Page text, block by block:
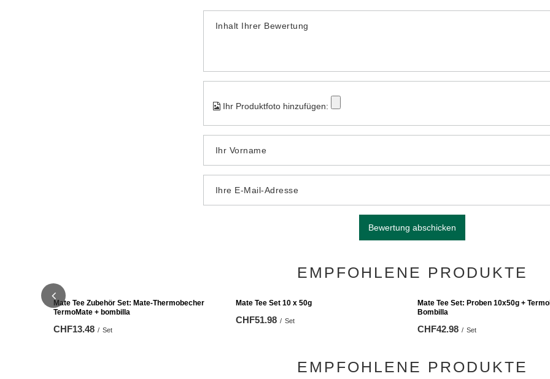
Inhalt Ihrer Bewertung
Ihr Produktfoto hinzufügen:
Ihr Vorname
Ihre E-Mail-Adresse
Bewertung abschicken
EMPFOHLENE PRODUKTE